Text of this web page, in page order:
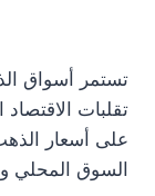
تستمر أسواق
تقلبات
على أسعار
السوق المحلي